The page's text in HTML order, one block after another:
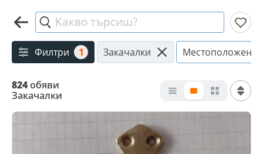
Какво търсиш?
Филтри 1 Закачалки Местоположение
824обяви
Закачалки